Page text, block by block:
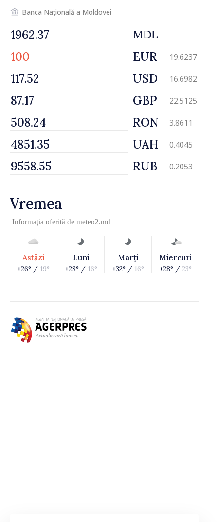
Banca Națională a Moldovei
MDL
EUR 19.6237
USD 16.6982
GBP 22.5125
RON 3.8611
UAH 0.4045
RUB 0.2053
Vremea
Informația oferită de meteo2.md
Astăzi
+26° / 19°
Luni
+28° / 16°
Marţi
+32° / 16°
Miercuri
+28° / 23°